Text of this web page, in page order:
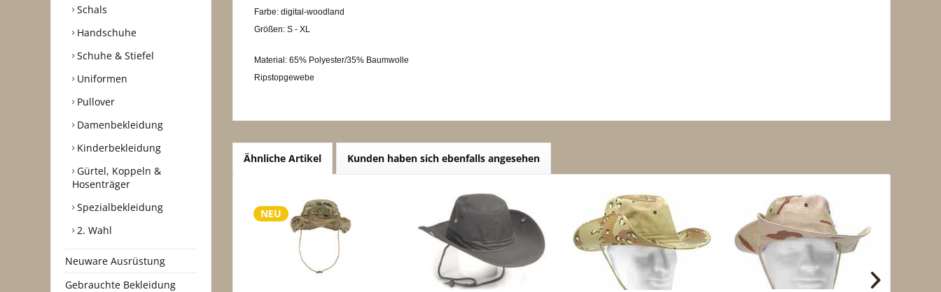
Schals
Handschuhe
Schuhe & Stiefel
Uniformen
Pullover
Damenbekleidung
Kinderbekleidung
Gürtel, Koppeln &
Hosenträger
Spezialbekleidung
2. Wahl
Neuware Ausrüstung
Gebrauchte Bekleidung
Farbe: digital-woodland
Größen: S - XL
Material: 65% Polyester/35% Baumwolle
Ripstopgewebe
Ähnliche Artikel Kunden haben sich ebenfalls angesehen
NEU